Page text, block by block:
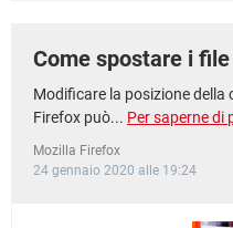
Come spostare i
Modificare la posizione della
Firefox può... Per saperne di
Mozilla Firefox
24 gennaio 2020 alle 19:24